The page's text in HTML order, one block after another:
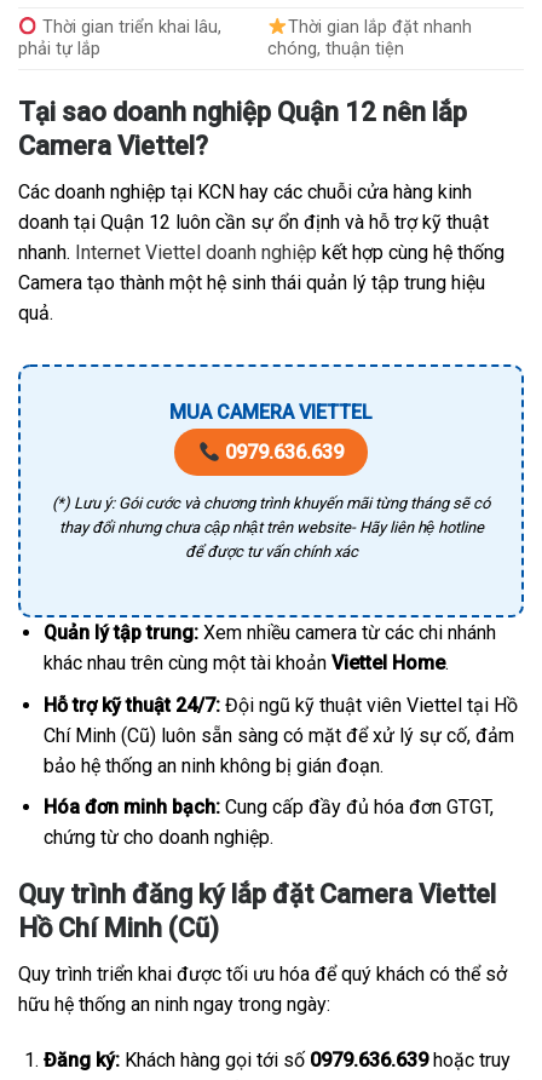
Thời gian triển khai lâu,
phải tự lắp
Thời gian lắp đặt nhanh
chóng, thuận tiện
Tại sao doanh nghiệp Quận 12 nên lắp
Camera Viettel?
Các doanh nghiệp tại KCN hay các chuỗi cửa hàng kinh
doanh tại Quận 12 luôn cần sự ổn định và hỗ trợ kỹ thuật
nhanh. Internet Viettel doanh nghiệp kết hợp cùng hệ thống
Camera tạo thành một hệ sinh thái quản lý tập trung hiệu
quả.
MUA CAMERA VIETTEL
0979.636.639
(*) Lưu ý: Gói cước và chương trình khuyến mãi từng tháng sẽ có
thay đổi nhưng chưa cập nhật trên website- Hãy liên hệ hotline
để được tư vấn chính xác
Quản lý tập trung:Xem nhiều camera từ các chi nhánh
khác nhau trên cùng một tài khoản Viettel Home.
Hỗ trợ kỹ thuật 24/7:Đội ngũ kỹ thuật viên Viettel tại Hồ
Chí Minh (Cũ) luôn sẵn sàng có mặt để xử lý sự cố, đảm
bảo hệ thống an ninh không bị gián đoạn.
Hóa đơn minh bạch:Cung cấp đầy đủ hóa đơn GTGT,
chứng từ cho doanh nghiệp.
Quy trình đăng ký lắp đặt Camera Viettel
Hồ Chí Minh (Cũ)
Quy trình triển khai được tối ưu hóa để quý khách có thể sở
hữu hệ thống an ninh ngay trong ngày:
Đăng ký:Khách hàng gọi tới số 0979.636.639hoặc truy